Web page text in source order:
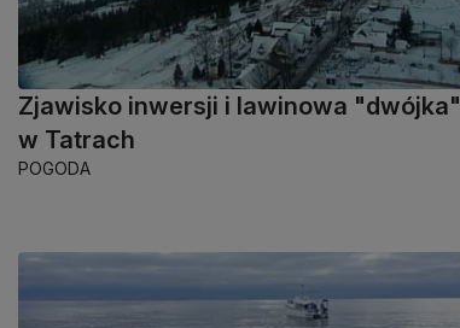
Zjawisko inwersji i lawinowa "dwójka"
w Tatrach
POGODA